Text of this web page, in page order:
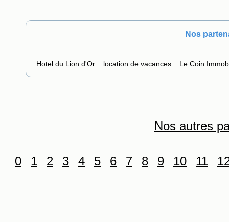
Nos
Hotel du Lion d'Or location de vacances Le Coin
Nos autres
0 1 2 3 4 5 6 7 8 9 10 11